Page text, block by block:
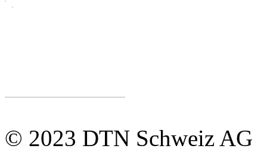
© 2023 DTN Schweiz AG